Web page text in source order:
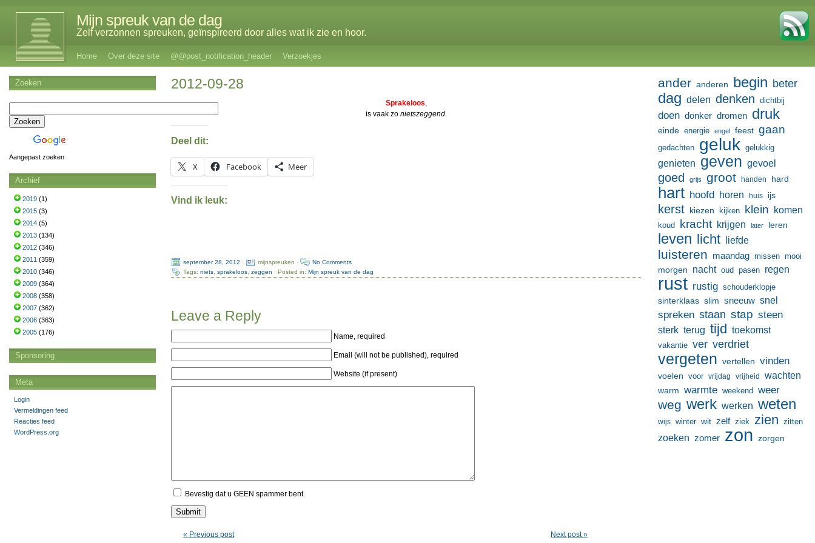
Mijn spreuk van de dag
Zelf verzonnen spreuken, geïnspireerd door alles wat ik zie en hoor.
Home Over deze site @@post_notification_header Verzoekjes
2012-09-28
Sprakeloos,
is vaak zo nietszeggend.
Deel dit:
X Facebook Meer
Vind ik leuk:
september 28, 2012 · mijnspreuken ·
No Comments
Tags:niets ,sprakeloos ,zeggen · Posted in:Mijn spreuk van de dag
Leave a Reply
Name, required
Email (will not be published), required
Website (if present)
Bevestig dat u GEEN spammer bent.
« Previous post Next post »
ander anderen begin beter
dag delen denken dichtbij
doen donker dromen druk
einde energie engel feest gaan
gedachten geluk gelukkig
genieten geven gevoel
goed grijs groot handen hard
hart hoofd horen huis ijs
kerst kiezen kijken klein komen
koud kracht krijgen later leren
leven licht liefde
luisteren maandag missen mooi
morgen nacht oud pasen regen
rust rustig schouderklopje
sinterklaas slim sneeuw snel
spreken staan stap steen
sterk terug tijd toekomst
vakantie ver verdriet
vergeten vertellen vinden
voelen voor vrijdag vrijheid wachten
warm warmte weekend weer
weg werk werken weten
wijs winter wit zelf ziek zien zitten
zoeken zomer zon zorgen
Zoeken
Aangepast zoeken
Archief
2019 (1)
2015 (3)
2014 (5)
2013 (134)
2012 (346)
2011 (359)
2010 (346)
2009 (364)
2008 (358)
2007 (362)
2006 (363)
2005 (176)
Sponsoring
Meta
Login
Vermeldingen feed
Reacties feed
WordPress.org